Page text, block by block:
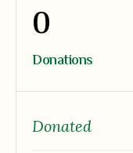
0
Donations
Donated